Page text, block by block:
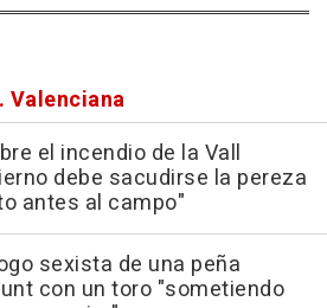
Valenciana
el incendio de la Vall
debe sacudirse la pereza
antes al campo"
sexista de una peña
con un toro "sometiendo